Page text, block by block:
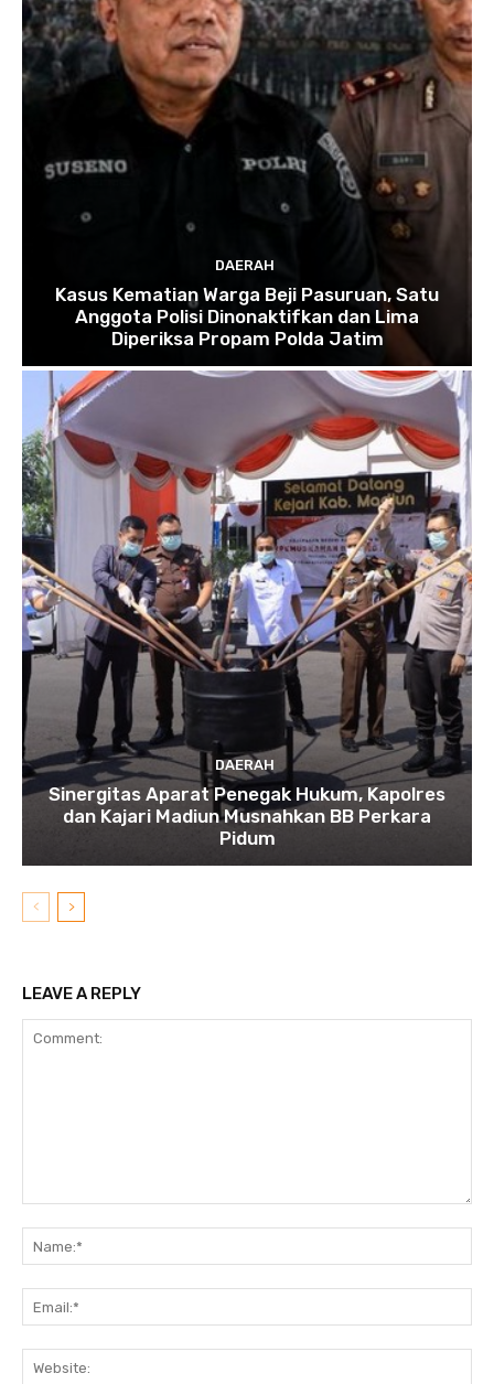
DAERAH
Kasus Kematian Warga Beji Pasuruan, Satu
Anggota Polisi Dinonaktifkan dan Lima
Diperiksa Propam Polda Jatim
DAERAH
Sinergitas Aparat Penegak Hukum, Kapolres
dan Kajari Madiun Musnahkan BB Perkara
Pidum
LEAVE A REPLY